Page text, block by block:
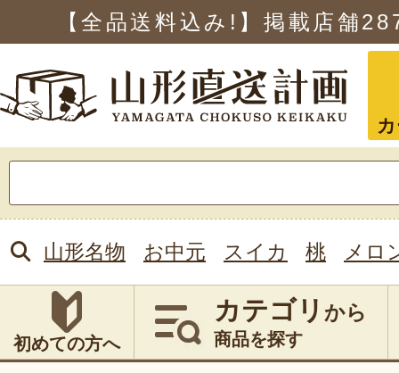
【全品送料込み!】掲載店舗
索:
山形名物 お中元 スイカ 桃 メロ
初めての方へ
カテゴリ から
商品を探す